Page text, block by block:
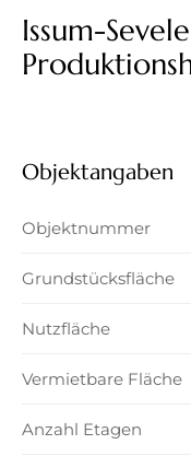
Issum-
Objektangaben
Objektnummer
Grundstücksfläche
Nutzfläche
Vermietbare Fläche
Anzahl Etagen